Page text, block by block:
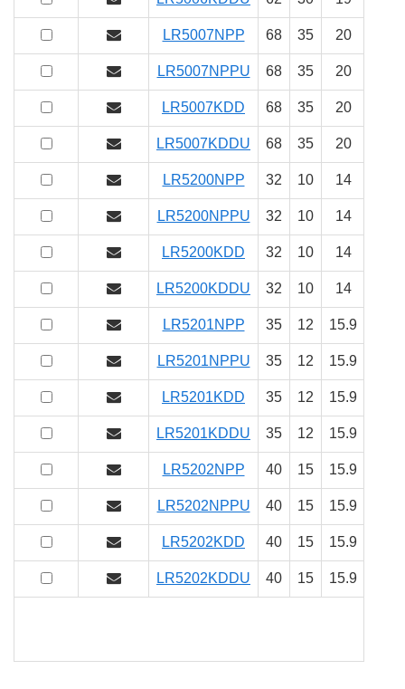
LR5007NPP 68 35 20
LR5007NPPU 68 35 20
LR5007KDD 68 35 20
LR5007KDDU 68 35 20
LR5200NPP 32 10 14
LR5200NPPU 32 10 14
LR5200KDD 32 10 14
LR5200KDDU 32 10 14
LR5201NPP 35 12 15.9
LR5201NPPU 35 12 15.9
LR5201KDD 35 12 15.9
LR5201KDDU 35 12 15.9
LR5202NPP 40 15 15.9
LR5202NPPU 40 15 15.9
LR5202KDD 40 15 15.9
LR5202KDDU 40 15 15.9